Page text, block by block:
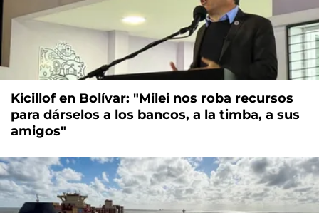
Kicillof en Bolívar: "Milei nos roba recursos
para dárselos a los bancos, a la timba, a sus
amigos"